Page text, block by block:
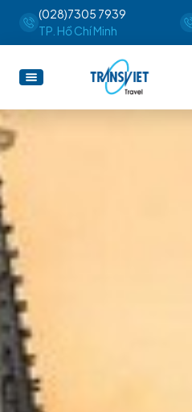
(028)7305 7939
TP. Hồ Chí Minh